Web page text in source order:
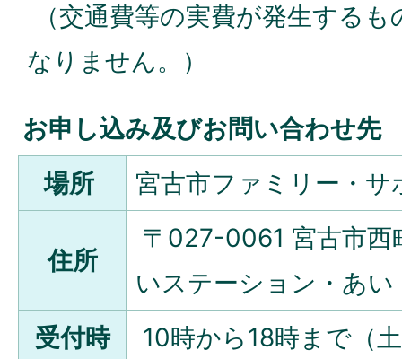
（交通費等の実費が発生する
なりません。）
お申し込み及びお問い合わせ先
場所
宮古市ファミリー・
住所
〒027-0061 宮古市
いステーション・あい
受付時
10時から18時まで（